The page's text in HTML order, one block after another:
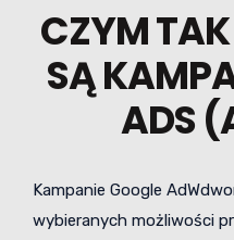
CZYM
SĄ
ADS
Kampanie Google
wybieranych możliwości